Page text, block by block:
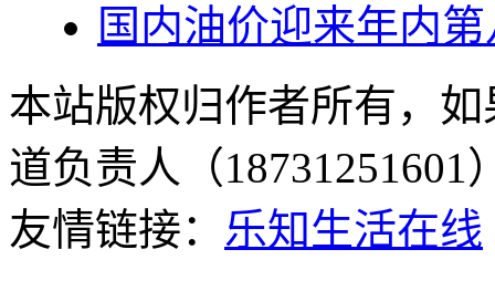
国内油价迎来年内
本站版权归作者所有，
道负责人（
友情链接： 乐知生活在线